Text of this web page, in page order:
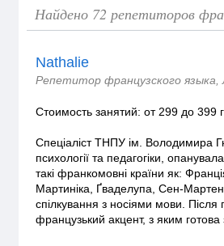
Найдено 72 репетиторов
Nathalie
Репетитор французского языка,
Стоимость занятий: от 299 до 399
Спеціаліст ТНПУ ім. Володимира
психології та педагогіки,
такі франкомовні країни як:
Мартиніка, Ґваделупа, Сен-
спілкування з носіями мови. Після
французький акцент, з яким готова